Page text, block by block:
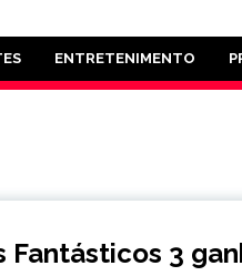
ENTRETENIMENTO
Fantásticos 3